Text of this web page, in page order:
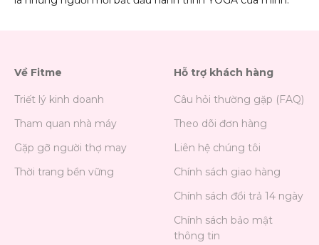
Về Fitme
Triết lý kinh doanh
Tham quan nhà máy
Gặp gỡ người thợ may
Thời trang bền vững
Hỗ trợ khách hàng
Câu hỏi thường gặp (FAQ)
Theo dõi đơn hàng
Liên hệ chúng tôi
Chính sách giao hàng
Chính sách đổi trả 14 ngày
Chính sách bảo mật
thông tin